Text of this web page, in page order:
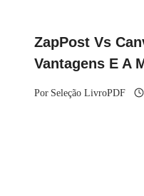
ZapPost Vs
Vantagens E A
Por Seleção LivroPDF